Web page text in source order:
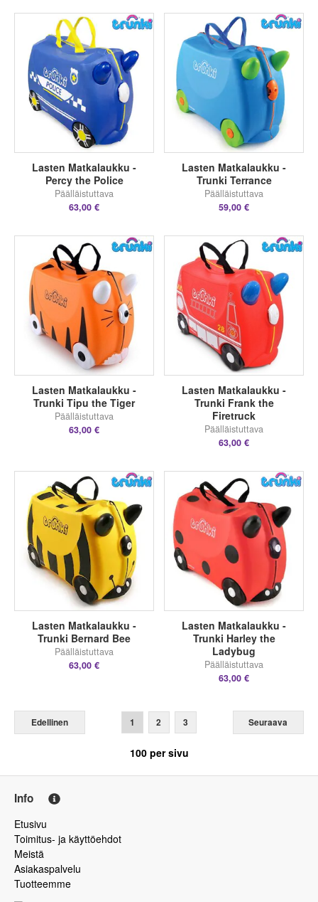
Lasten Matkalaukku -
Percy the Police
Päälläistuttava
63,00 €
Lasten Matkalaukku -
Trunki Terrance
Päälläistuttava
59,00 €
Lasten Matkalaukku -
Trunki Tipu the Tiger
Päälläistuttava
63,00 €
Lasten Matkalaukku -
Trunki Frank the
Firetruck
Päälläistuttava
63,00 €
Lasten Matkalaukku -
Trunki Bernard Bee
Päälläistuttava
63,00 €
Lasten Matkalaukku -
Trunki Harley the
Ladybug
Päälläistuttava
63,00 €
Edellinen 1 2 3 Seuraava
100 per sivu
Info
Etusivu
Toimitus- ja käyttöehdot
Meistä
Asiakaspalvelu
Tuotteemme